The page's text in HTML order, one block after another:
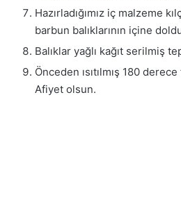
Hazırladığımız iç malzeme
barbun balıklarının içine
Balıklar yağlı kağıt serilmiş
Önceden ısıtılmış 180
Afiyet olsun.